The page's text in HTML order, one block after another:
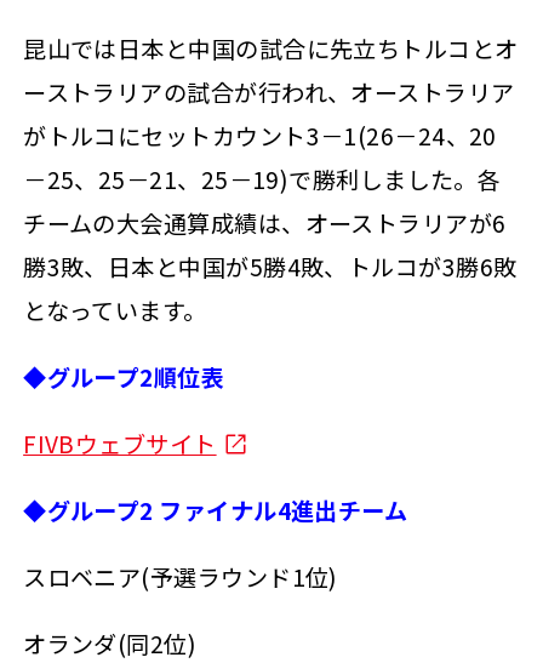
昆山では日本と中国の試合に先立ちトルコとオ
ーストラリアの試合が行われ、オーストラリア
がトルコにセットカウント3－1(26－24、20
－25、25－21、25－19)で勝利しました。各
チームの大会通算成績は、オーストラリアが6
勝3敗、日本と中国が5勝4敗、トルコが3勝6敗
となっています。
◆グループ2順位表
FIVBウェブサイト
◆グループ2 ファイナル4進出チーム
スロベニア(予選ラウンド1位)
オランダ(同2位)